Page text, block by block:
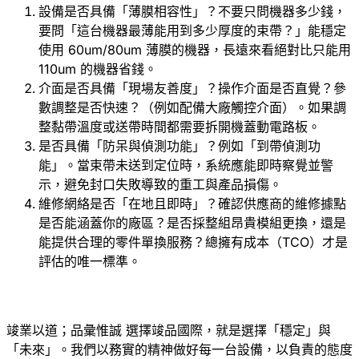
設備是否具備「薄膜相容性」？不要只問機器多少錢，
要問「這台機器最薄能用到多少厚度的束帶？」能穩定
使用 60um/80um 薄膜的機器，長遠來看絕對比只能用
110um 的機器省錢。
介面是否具備「現場友善度」？操作介面是否直覺？參
數調整是否快速？（例如配備大廠觸控介面）。如果調
整黏帶溫度或送帶時間都需要拆開機蓋動電路板。
是否具備「防呆與偵測功能」？例如「到帶偵測功
能」。當束帶未送到定位時，系統應能即時察覺並警
示，避免封口失敗導致的重工與產品損傷。
維修網絡是否「在地且即時」？確認供應商的維修據點
是否能涵蓋你的廠區？是否採整組昂貴模組更換，還是
能提供合理的零件單換服務？總擁有成本（TCO）才是
評估的唯一標準。
竣業以道；品彙惟誠 選擇竣品國際，就是選擇「穩定」與
「未來」。我們以務實的精神做好每一台設備，以負責的態度